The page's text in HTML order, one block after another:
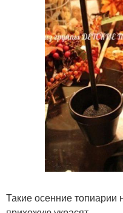
Такие осенние топиарии